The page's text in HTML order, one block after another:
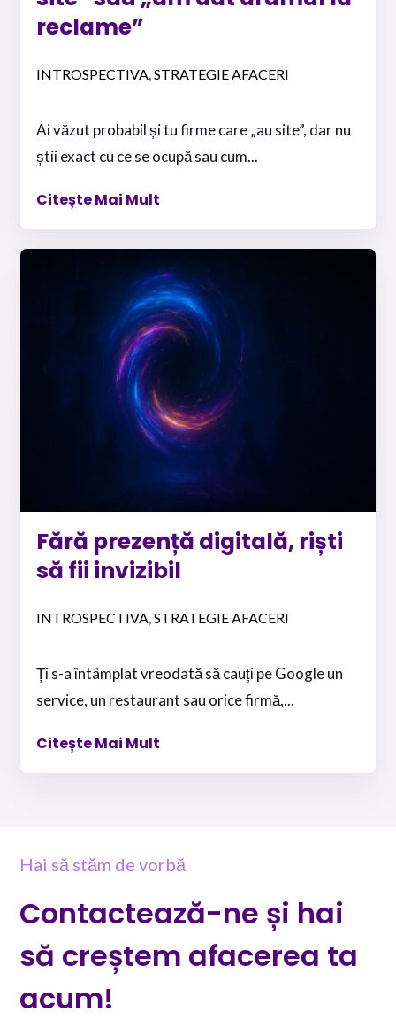
reclame”
INTROSPECTIVA,STRATEGIE AFACERI
Ai văzut probabil și tu firme care „au site”, dar nu
știi exact cu ce se ocupă sau cum...
Citește Mai Mult
Fără prezență digitală, riști
să fii invizibil
INTROSPECTIVA,STRATEGIE AFACERI
Ți s-a întâmplat vreodată să cauți pe Google un
service, un restaurant sau orice firmă,...
Citește Mai Mult
Hai să stăm de vorbă
Contactează-ne și hai
să creștem afacerea ta
acum!